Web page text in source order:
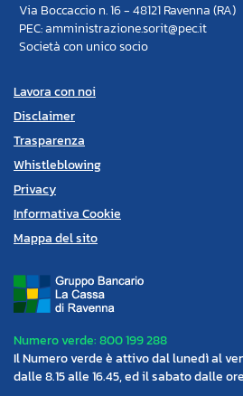
Via Boccaccio n. 16 - 48121 Ravenna (RA)
PEC: amministrazione.sorit@pec.it
Società con unico socio
Lavora con noi
Disclaimer
Trasparenza
Whistleblowing
Privacy
Informativa Cookie
Mappa del sito
Numero verde: 800 199 288
Il Numero verde è attivo dal lunedì al
dalle 8.15 alle 16.45, ed il sabato dalle